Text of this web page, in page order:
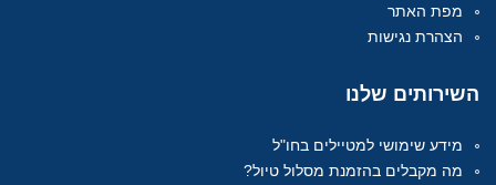
מפת האתר
הצהרת נגישות
השירותים שלנו
מידע שימושי למטיילים בחו"ל
מה מקבלים בהזמנת מסלול טיול?